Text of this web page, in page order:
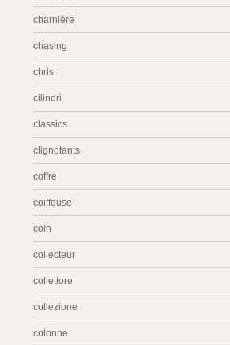
charnière
chasing
chris
cilindri
classics
clignotants
coffre
coiffeuse
coin
collecteur
collettore
collezione
colonne